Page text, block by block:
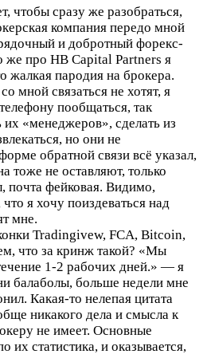
чтобы сразу же разобраться,
компания передо мной
и добротный форекс-
же про HB Capital Partners я
жалкая пародия на брокера.
мной связаться не хотят, я
пообщаться, так
их «менеджеров», сделать из
но они не
обратной связи всё указал,
тоже не оставляют, только
почта фейковая. Видимо,
я хочу поиздеваться над
мне.
Tradingivew, FCA, Bitcoin,
что за кринж такой? «Мы
1-2 рабочих дней.» — я
балаболы, больше недели мне
Какая-то нелепая цитата
никакого дела и смысла к
не имеет. Основные
их статистика, и оказывается,